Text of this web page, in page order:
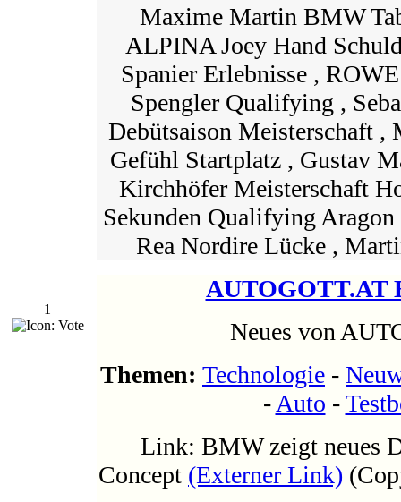
Maxime Martin BMW
ALPINA Joey Hand
Spanier Erlebnisse ,
Spengler Qualifying ,
Debütsaison Meisterschaft ,
Gefühl Startplatz , Gustav
Kirchhöfer Meisterschaft
Sekunden Qualifying
Rea Nordire Lücke ,
1
AUTOGOTT.AT
Neues von
Themen: Technologie -
- Auto -
Link: BMW zeigt neues
Concept (Externer Link)